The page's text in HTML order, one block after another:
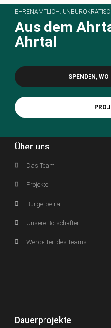
EHRENAMTLICH.
Aus dem
Ahrtal
SPENDEN,
Über uns
Das Team
Projekte
Bürgerbeirat
Unsere Botschafter
Werde Teil des Teams
Dauerprojekte